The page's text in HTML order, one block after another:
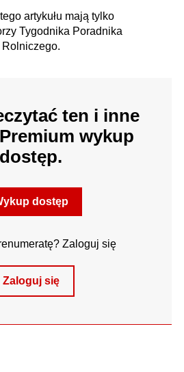
artykułu mają tylko
Tygodnika Poradnika
Rolniczego.
ten i inne
wykup
dostęp.
dostęp
Zaloguj się
Zaloguj się